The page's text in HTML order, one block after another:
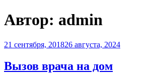
Автор: admin
Опубликовано
21 сентября, 201826 августа, 2024
Вызов врача на дом